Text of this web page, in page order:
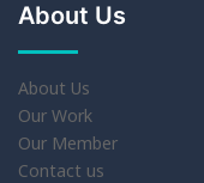
About Us
About Us
Our Work
Our Member
Contact us